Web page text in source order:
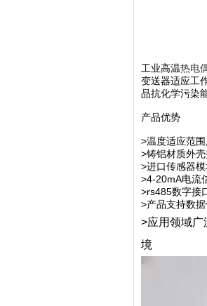
工业高温热电
变送器适应工
品抗化学污染
产品优势
>温度适应范
>铸铝材质外
>进口传感器
>4-20mA电流
>rs485数字接
>产品支持数
>应用领域广
境